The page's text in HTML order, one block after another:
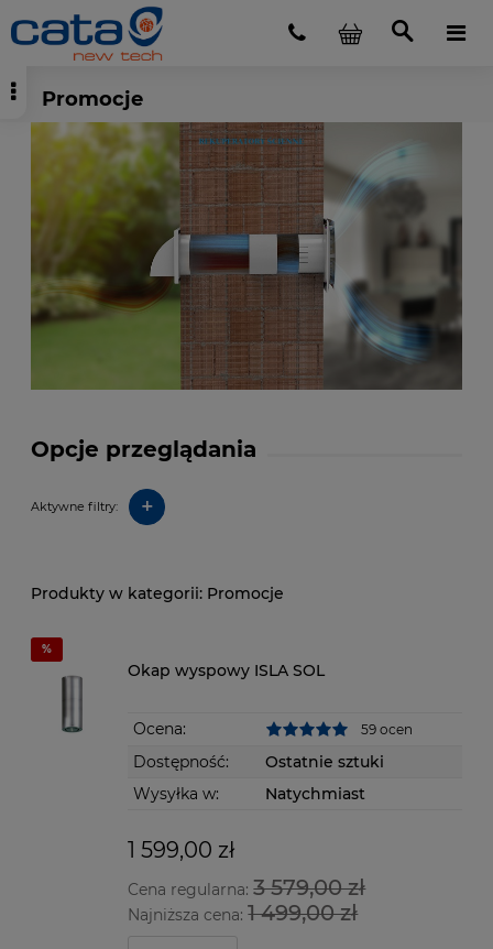
Promocje
Opcje przeglądania
Aktywne filtry: +
Promocje
Okap wyspowy ISLA SOL
Ocena: 59 ocen
Dostępność:
Ostatnie sztuki
Wysyłka w:
Natychmiast
1 599,00 zł
Cena regularna:3 579,00 zł
Najniższa cena:1 499,00 zł